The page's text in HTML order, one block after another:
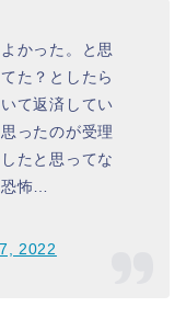
かった。と思
た？としたら
て返済してい
ったのが受理
たと思ってな
怖…
2022